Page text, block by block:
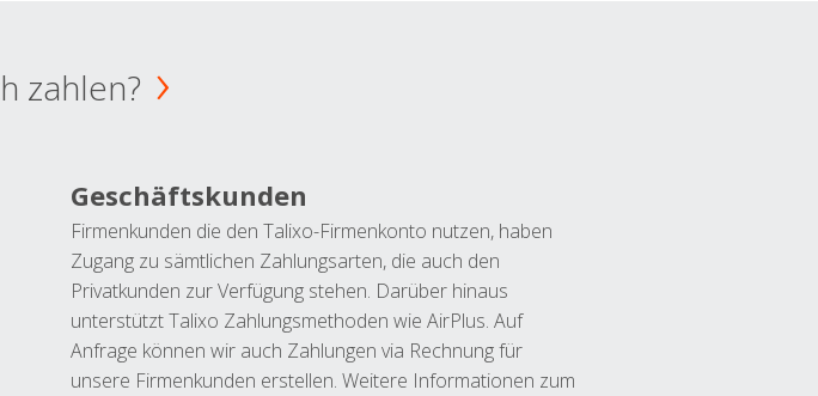
zahlen?
Geschäftskunden
Firmenkunden die den Talixo-Firmenkonto nutzen, haben
Zugang zu sämtlichen Zahlungsarten, die auch den
Privatkunden zur Verfügung stehen. Darüber hinaus
unterstützt Talixo Zahlungsmethoden wie AirPlus. Auf
Anfrage können wir auch Zahlungen via Rechnung für
unsere Firmenkunden erstellen. Weitere Informationen zum